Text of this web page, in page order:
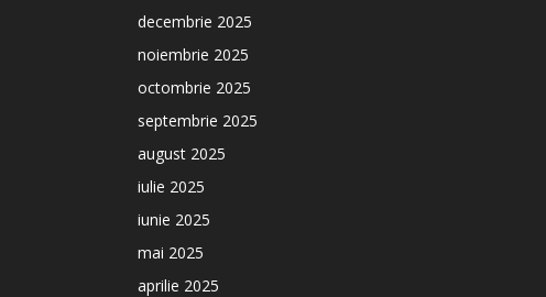
decembrie 2025
noiembrie 2025
octombrie 2025
septembrie 2025
august 2025
iulie 2025
iunie 2025
mai 2025
aprilie 2025